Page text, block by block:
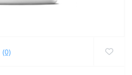
(0)